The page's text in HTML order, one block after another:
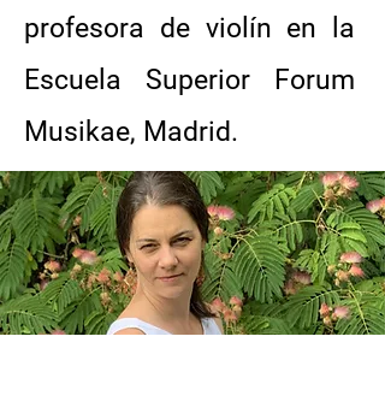
profesora de violín en la
Escuela Superior Forum
Musikae, Madrid.